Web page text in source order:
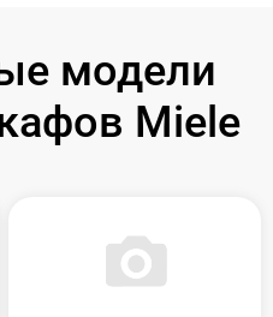
модели
Miele